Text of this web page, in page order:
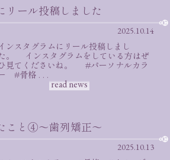
リール投稿しました
2025.10.14
ンスタグラムにリール投稿しまし
。 インスタグラムをしている方はぜ
見てくださいね。 #パーソナルカラ
#骨格 . . .
read news
こと④〜歯列矯正〜
2025.10.13